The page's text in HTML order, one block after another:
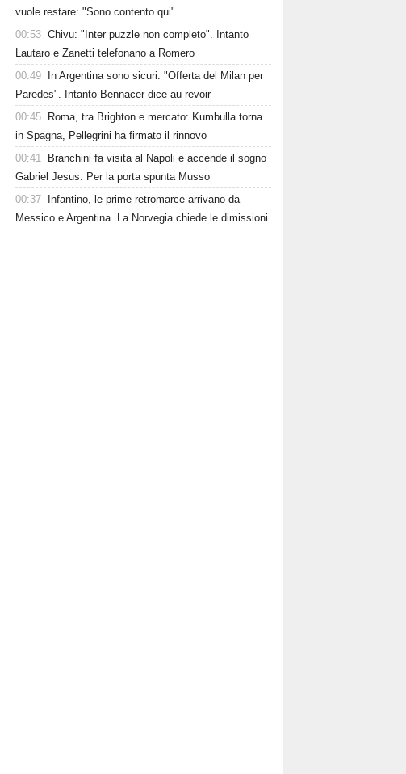
vuole restare: "Sono contento qui"
00:53 Chivu: "Inter puzzle non completo". Intanto
Lautaro e Zanetti telefonano a Romero
00:49
In Argentina sono sicuri: "Offerta del Milan per
Paredes". Intanto Bennacer dice au revoir
00:45
Roma, tra Brighton e mercato: Kumbulla torna
in Spagna, Pellegrini ha firmato il rinnovo
00:41
Branchini fa visita al Napoli e accende il sogno
Gabriel Jesus. Per la porta spunta Musso
00:37
Infantino, le prime retromarce arrivano da
Messico e Argentina. La Norvegia chiede le dimissioni